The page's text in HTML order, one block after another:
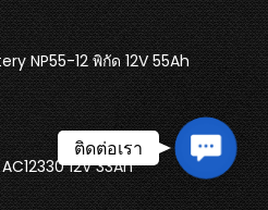
NP55-12 พิกัด 12V 55Ah
12V 33Ah
Contact
Us
ติดต่อเรา